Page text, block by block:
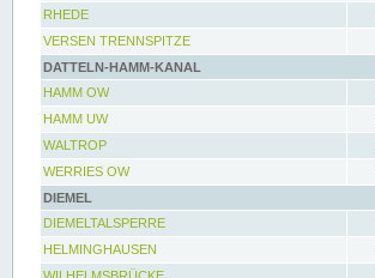
RHEDE
VERSEN TRENNSPITZE
DATTELN-HAMM-KANAL
HAMM OW
HAMM UW
WALTROP
WERRIES OW
DIEMEL
DIEMELTALSPERRE
HELMINGHAUSEN